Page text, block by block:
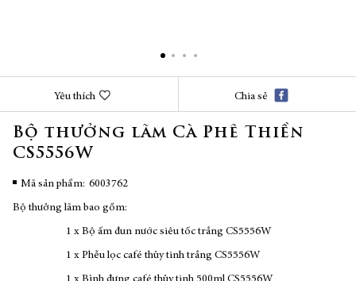
phần
của
viện
ảnh
Yêu thích Chia sẻ
Bộ thưởng lãm Cà Phê Thiền
CS5556W
Mã sản phẩm 6003762
Bộ thưởng lãm bao gồm:
1 x Bộ ấm đun nước siêu tốc trắng CS5556W
1 x Phễu lọc café thủy tinh trắng CS5556W